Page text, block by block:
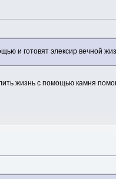
и готовят элексир вечной
жизнь с помощью камня